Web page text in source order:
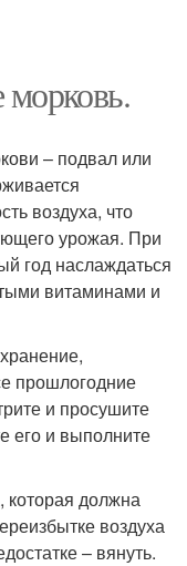
морковь.
– подвал или
воздуха, что
урожая. При
год наслаждаться
витаминами и
прошлогодние
и просушите
его и выполните
которая должна
воздуха
– вянуть.